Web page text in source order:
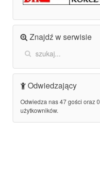
Znajdź w serwisie
Odwiedzający
Odwiedza nas 47 gości oraz 0
użytkowników.